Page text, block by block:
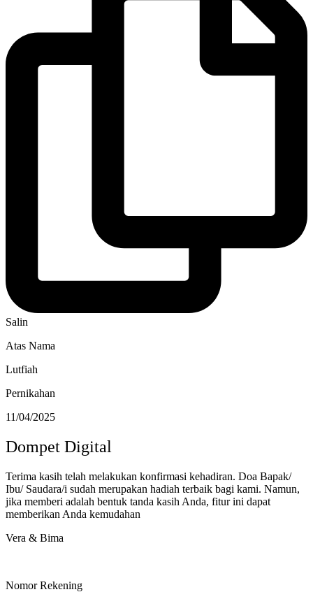
Salin
Atas Nama
Lutfiah
Pernikahan
11/04/2025
Dompet Digital
Terima kasih telah melakukan konfirmasi kehadiran. Doa Bapak/
Ibu/ Saudara/i sudah merupakan hadiah terbaik bagi kami. Namun,
jika memberi adalah bentuk tanda kasih Anda, fitur ini dapat
memberikan Anda kemudahan
Vera & Bima
Nomor Rekening